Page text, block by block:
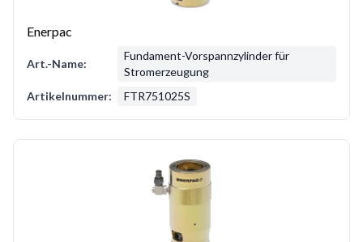
Enerpac
Art.-Name:
Fundament-Vorspannzylinder für
Stromerzeugung
Artikelnummer:
FTR751025S